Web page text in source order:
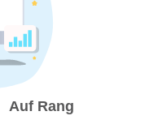
Auf Rang